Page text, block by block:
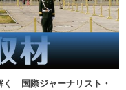
く 国際ジャーナリスト・